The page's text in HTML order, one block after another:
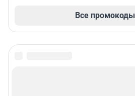
Все промокоды